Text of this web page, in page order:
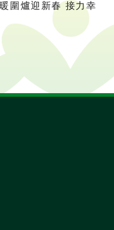
圍爐迎新春 接力幸